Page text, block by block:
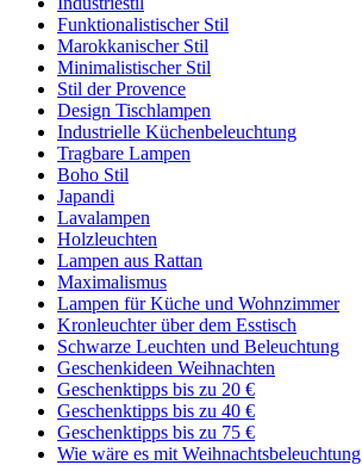
Funktionalistischer Stil
Marokkanischer Stil
Minimalistischer Stil
Stil der Provence
Design Tischlampen
Industrielle Küchenbeleuchtung
Tragbare Lampen
Boho Stil
Japandi
Lavalampen
Holzleuchten
Lampen aus Rattan
Maximalismus
Lampen für Küche und Wohnzimmer
Kronleuchter über dem Esstisch
Schwarze Leuchten und Beleuchtung
Geschenkideen Weihnachten
Geschenktipps bis zu 20 €
Geschenktipps bis zu 40 €
Geschenktipps bis zu 75 €
Wie wäre es mit Weihnachtsbeleuchtung